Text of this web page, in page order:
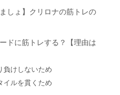
しょ】クリロナの筋トレの
ドに筋トレする？【理由は
負けしないため
イルを貫くため